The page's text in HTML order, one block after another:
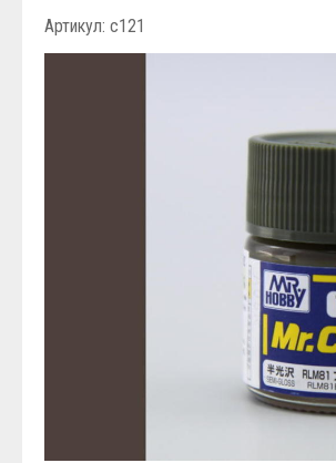
Артикул: c121